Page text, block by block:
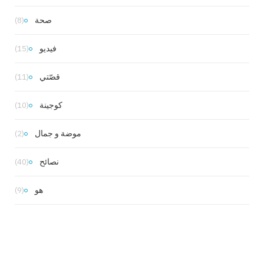
صحة (8)
فيديو (15)
قصّتي (11)
كوجينة (10)
موضة و جمال (2)
نصائح (40)
هو (9)